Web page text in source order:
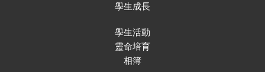
學生成長
學生活動
靈命培育
相簿